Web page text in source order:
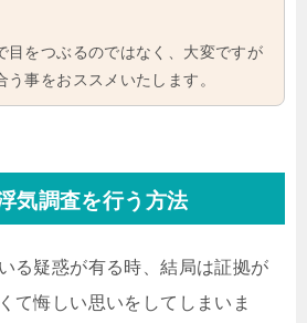
目をつぶるのではなく、大変ですが
う事をおススメいたします。
気調査を行う方法
る疑惑が有る時、結局は証拠が
て悔しい思いをしてしまいま